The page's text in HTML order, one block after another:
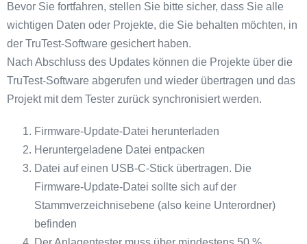
Bevor Sie fortfahren, stellen Sie bitte sicher, dass Sie alle
wichtigen Daten oder Projekte, die Sie behalten möchten, in
der TruTest-Software gesichert haben.
Nach Abschluss des Updates können die Projekte über die
TruTest-Software abgerufen und wieder übertragen und das
Projekt mit dem Tester zurück synchronisiert werden.
Firmware-Update-Datei herunterladen
Heruntergeladene Datei entpacken
Datei auf einen USB-C-Stick übertragen. Die
Firmware-Update-Datei sollte sich auf der
Stammverzeichnisebene (also keine Unterordner)
befinden